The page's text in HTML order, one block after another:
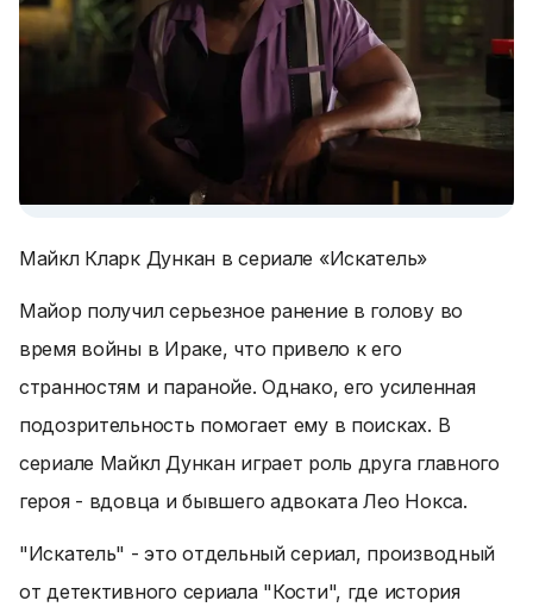
Майкл Кларк Дункан в сериале «Искатель»
Майор получил серьезное ранение в голову во
время войны в Ираке, что привело к его
странностям и паранойе. Однако, его усиленная
подозрительность помогает ему в поисках. В
сериале Майкл Дункан играет роль друга главного
героя - вдовца и бывшего адвоката Лео Нокса.
"Искатель" - это отдельный сериал, производный
от детективного сериала "Кости", где история